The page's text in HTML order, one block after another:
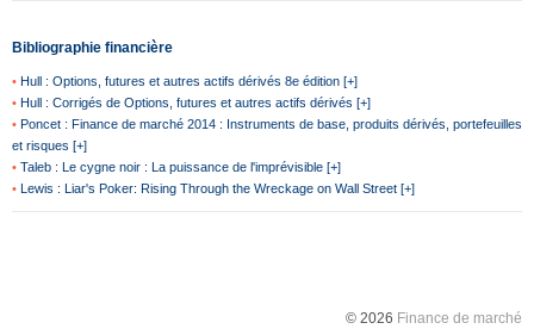
Bibliographie financière
• Hull : Options, futures et autres actifs dérivés 8e édition [+]
• Hull : Corrigés de Options, futures et autres actifs dérivés [+]
• Poncet : Finance de marché 2014 : Instruments de base, produits dérivés, portefeuilles
et risques [+]
• Taleb : Le cygne noir : La puissance de l'imprévisible [+]
• Lewis : Liar's Poker: Rising Through the Wreckage on Wall Street [+]
© 2026 Finance de marché